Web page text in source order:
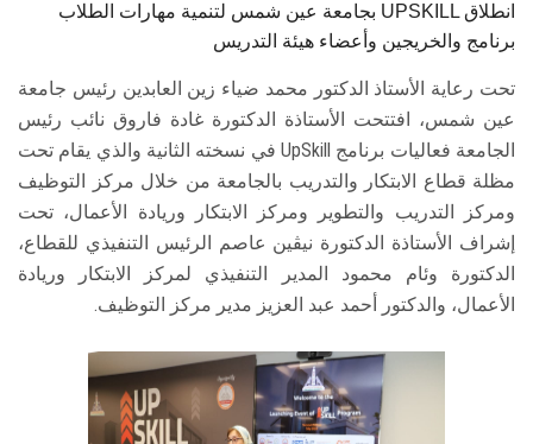
سجل الان
بجامعة عين شمس لتنمية مهارات الطلاب UPSKILL انطلاق
برنامج والخريجين وأعضاء هيئة التدريس
تحت رعاية الأستاذ الدكتور محمد ضياء زين العابدين رئيس جامعة
عين شمس، افتتحت الأستاذة الدكتورة غادة فاروق نائب رئيس
الجامعة فعاليات برنامج UpSkill في نسخته الثانية والذي يقام تحت
مظلة قطاع الابتكار والتدريب بالجامعة من خلال مركز التوظيف
ومركز التدريب والتطوير ومركز الابتكار وريادة الأعمال، تحت
إشراف الأستاذة الدكتورة نيڤين عاصم الرئيس التنفيذي للقطاع،
الدكتورة وئام محمود المدير التنفيذي لمركز الابتكار وريادة
الأعمال، والدكتور أحمد عبد العزيز مدير مركز التوظيف.